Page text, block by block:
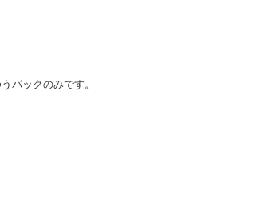
パックのみです。